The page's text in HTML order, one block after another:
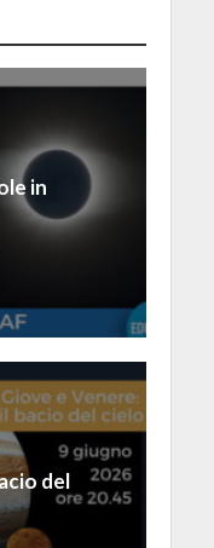
in
del